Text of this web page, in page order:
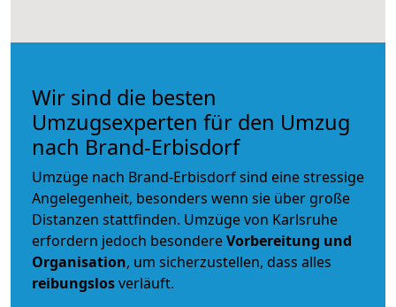
Wir sind die besten
Umzugsexperten für den Umzug
nach Brand-Erbisdorf
Umzüge nach Brand-Erbisdorf sind eine stressige
Angelegenheit, besonders wenn sie über große
Distanzen stattfinden. Umzüge von Karlsruhe
erfordern jedoch besondereVorbereitung und
Organisation, um sicherzustellen, dass alles
reibungslosverläuft.